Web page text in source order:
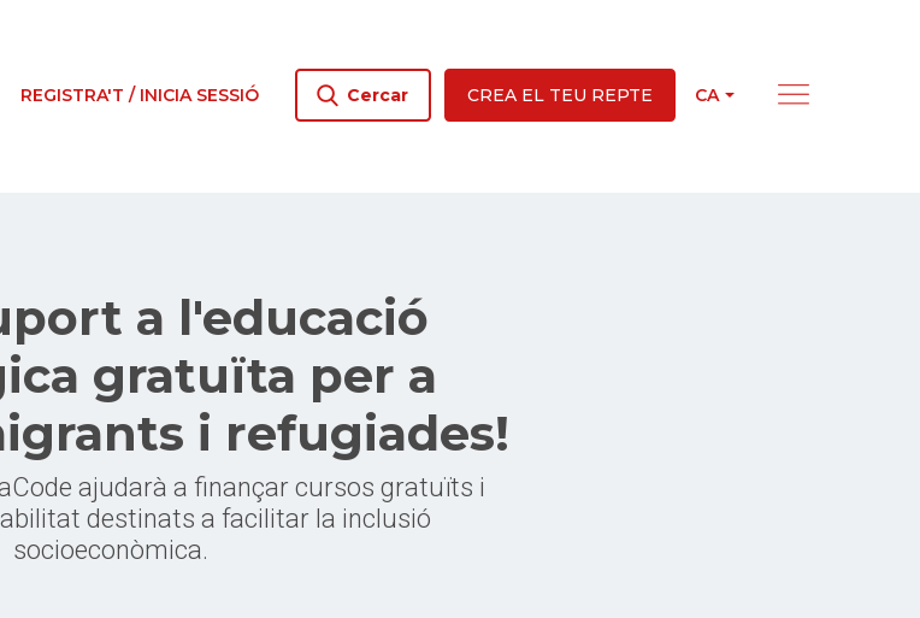
REGISTRA'T / INICIA SESSIÓ Cercar CREA EL TEU REPTE CA
a l'educació
gratuïta per a
i refugiades!
ajudarà a finançar cursos gratuïts i
destinats a facilitar la inclusió
socioeconòmica.